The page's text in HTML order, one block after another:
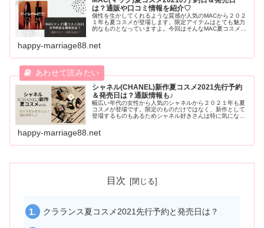
は？通販や口コミ情報を紹介♡
個性を生かしてくれるような質感が人気のMACから２０２
１年も夏コスメが登場します。限定アイテムはとても魅力
的なものとなっていますよ。今回はそんなMAC夏コスメの
ね。
happy-marriage88.net
シャネル(CHANEL)新作夏コスメ2021先行予約
＆発売日は？通販情報も♪
幅広い年代の女性から人気のシャネルから２０２１年も夏
コスメが登場です。限定のものだけではなく、新作として
登場するものもあるためシャネル好きさんは特に気になる
ます。
happy-marriage88.net
目次
クラランス夏コスメ2021先行予約と発売日は？